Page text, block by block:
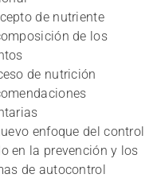
de nutriente
de los
de nutrición
enfoque del control
en la prevención y los
de autocontrol